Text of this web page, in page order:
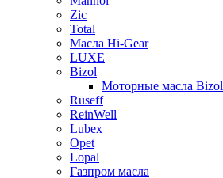
Zic
Total
Масла Hi-Gear
LUXE
Bizol
Моторные масла Bizol
Ruseff
ReinWell
Lubex
Opet
Lopal
Газпром масла